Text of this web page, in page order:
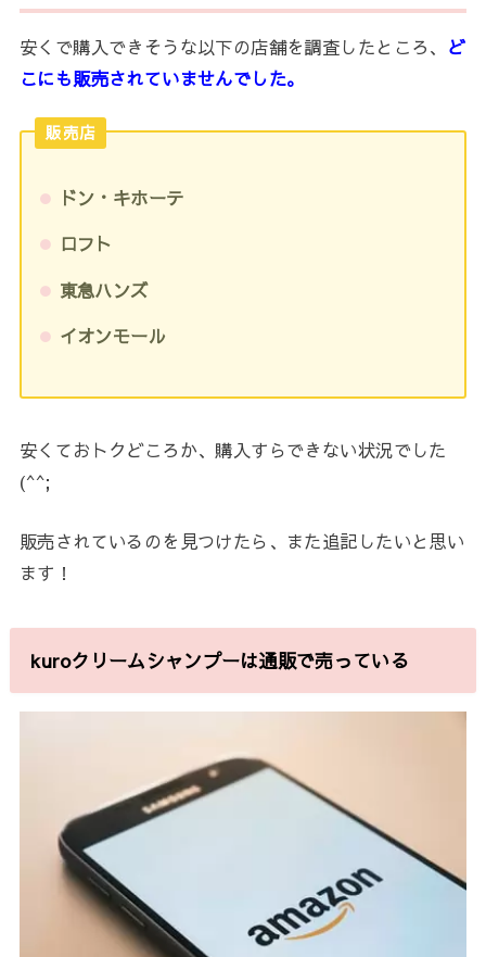
安くで購入できそうな以下の店舗を調査したところ、 ど
こにも販売されていませんでした。
販売店
ドン・キホーテ
ロフト
東急ハンズ
イオンモール
安くておトクどころか、購入すらできない状況でした
(^^;
販売されているのを見つけたら、また追記したいと思い
ます！
kuroクリームシャンプーは通販で売っている